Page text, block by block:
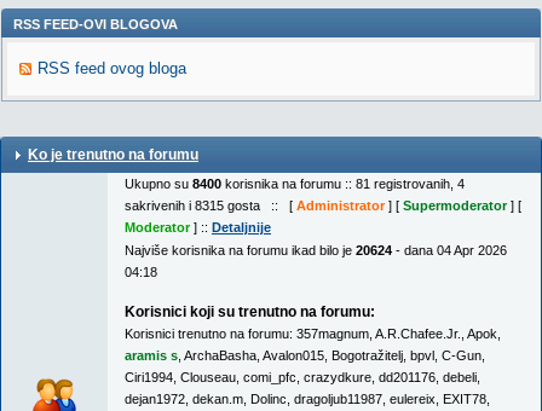
RSS FEED-OVI BLOGOVA
RSS feed ovog bloga
Ko je trenutno na forumu
Ukupno su 8400 korisnika na forumu :: 81 registrovanih, 4
sakrivenih i 8315 gosta :: [ Administrator] [ Supermoderator] [
Moderator] :: Detaljnije
Najviše korisnika na forumu ikad bilo je 20624 - dana 04 Apr 2026
04:18
Korisnici koji su trenutno na forumu:
Korisnici trenutno na forumu: 357magnum A.R.Chafee.Jr. Apok
aramis s ArchaBasha Avalon015 Bogotražitelj bpvl C-Gun
Ciri1994 Clouseau comi_pfc crazydkure dd201176 debeli
dejan1972 dekan.m Dolinc dragoljub11987 eulereix EXIT78